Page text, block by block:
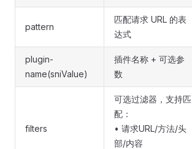
pattern
匹配请求 URL 的表
达式
plugin-
name(sniValue)
插件名称 + 可选参
数
filters
可选过滤器，支持匹
配：
• 请求URL/方法/头
部/内容